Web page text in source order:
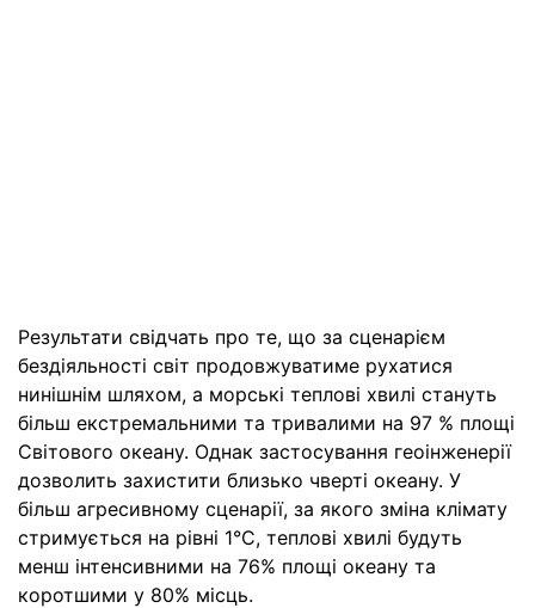
Результати свідчать про те, що за сценарієм
бездіяльності світ продовжуватиме рухатися
нинішнім шляхом, а морські теплові хвилі стануть
більш екстремальними та тривалими на 97 % площі
Світового океану. Однак застосування геоінженерії
дозволить захистити близько чверті океану. У
більш агресивному сценарії, за якого зміна клімату
стримується на рівні 1°C, теплові хвилі будуть
менш інтенсивними на 76% площі океану та
коротшими у 80% місць.